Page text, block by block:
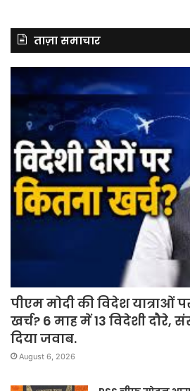
ताज़ा समाचार
पीएम मोदी की विदेश यात्राओं
खर्च? 6 माह में 13 विदेशी
दिया जवाब.
August 6, 2026